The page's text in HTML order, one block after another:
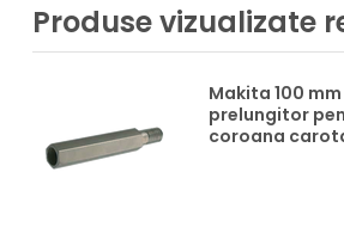
Produse vizualizate
Makita 100 mm
prelungitor
coroana